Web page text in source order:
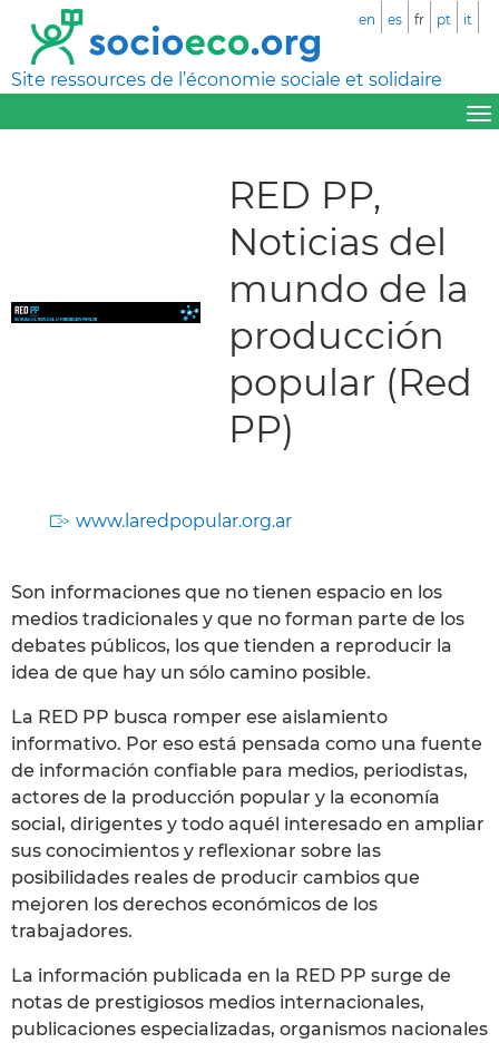
Site ressources de l’économie sociale et solidaire
en es fr pt it
RED PP,
Noticias del
mundo de la
producción
popular (Red
PP)
www.laredpopular.org.ar
Son informaciones que no tienen espacio en los
medios tradicionales y que no forman parte de los
debates públicos, los que tienden a reproducir la
idea de que hay un sólo camino posible.
La RED PP busca romper ese aislamiento
informativo. Por eso está pensada como una fuente
de información confiable para medios, periodistas,
actores de la producción popular y la economía
social, dirigentes y todo aquél interesado en ampliar
sus conocimientos y reflexionar sobre las
posibilidades reales de producir cambios que
mejoren los derechos económicos de los
trabajadores.
La información publicada en la RED PP surge de
notas de prestigiosos medios internacionales,
publicaciones especializadas, organismos nacionales